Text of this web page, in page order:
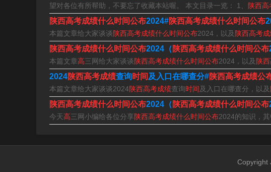
杰成学习网收集整理的陕西高考成绩什么时间公布2024的介
关于陕西高考成绩什么时间公布2024年、陕西高考成绩什么
望对各位有所帮助，不要忘了收藏本站喔。 本文目录一览： 1、
陕西高
陕西高考成绩什么时间公布2024#陕西高考成绩什么时间公布
本篇文章给大家谈谈陕西高考成绩什么时间公布2024，以及 陕西高考
陕西高考成绩什么时间公布2024（陕西高考成绩什么时间公布
本篇文章高三网给大家谈谈陕西高考成绩什么时间公布2024，以及 陕
2024陕西高考成绩查询时间及入口在哪查分#陕西高考成绩公
本篇文章给大家谈谈2024陕西高考成绩查询时间及入口在哪查分，以及
陕西高考成绩什么时间公布2024（陕西高考成绩什么时间公布
今天高三网小编给各位分享陕西高考成绩什么时间公布2024的知识，
Copyright